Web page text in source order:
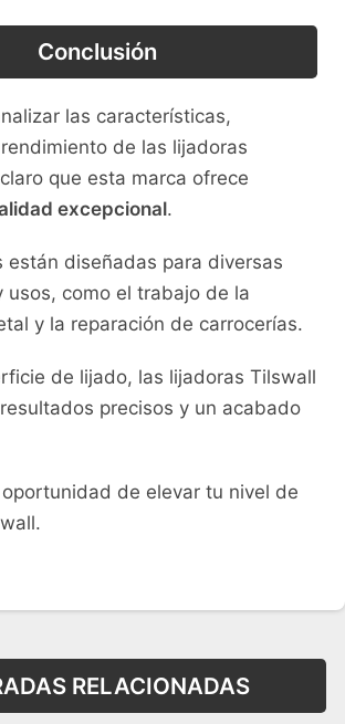
Conclusión
las características,
de las lijadoras
que esta marca ofrece
excepcional.
están diseñadas para diversas
usos, como el trabajo de la
y la reparación de carrocerías.
de lijado, las lijadoras Tilswall
precisos y un acabado
de elevar tu nivel de
RELACIONADAS